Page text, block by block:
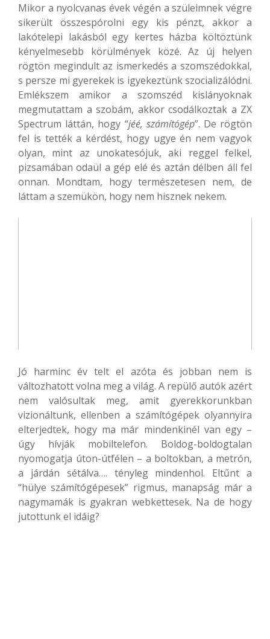
Mikor a nyolcvanas évek végén a szüleimnek végre
sikerült összespórolni egy kis pénzt, akkor a
lakótelepi lakásból egy kertes házba költöztünk
kényelmesebb körülmények közé. Az új helyen
rögtön megindult az ismerkedés a szomszédokkal,
s persze mi gyerekek is igyekeztünk szocializálódni.
Emlékszem amikor a szomszéd kislányoknak
megmutattam a szobám, akkor csodálkoztak a ZX
Spectrum láttán, hogy “jéé, számítógép”. De rögtön
fel is tették a kérdést, hogy ugye én nem vagyok
olyan, mint az unokatesójuk, aki reggel felkel,
pizsamában odaül a gép elé és aztán délben áll fel
onnan. Mondtam, hogy természetesen nem, de
láttam a szemükön, hogy nem hisznek nekem.
Jó harminc év telt el azóta és jobban nem is
változhatott volna meg a világ. A repülő autók azért
nem valósultak meg, amit gyerekkorunkban
vizionáltunk, ellenben a számítógépek olyannyira
elterjedtek, hogy ma már mindenkinél van egy –
úgy hívják mobiltelefon. Boldog-boldogtalan
nyomogatja úton-útfélen – a boltokban, a metrón,
a járdán sétálva…. tényleg mindenhol. Eltűnt a
“hülye számítógépesek” rigmus, manapság már a
nagymamák is gyakran webkettesek. Na de hogy
jutottunk el idáig?